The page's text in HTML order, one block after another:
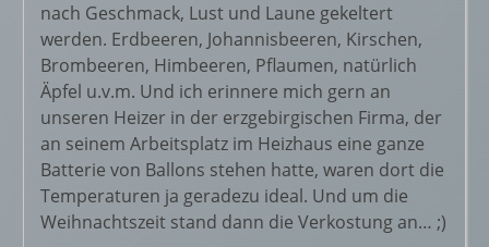
nach Geschmack, Lust und Laune gekeltert
werden. Erdbeeren, Johannisbeeren, Kirschen,
Brombeeren, Himbeeren, Pflaumen, natürlich
Äpfel u.v.m. Und ich erinnere mich gern an
unseren Heizer in der erzgebirgischen Firma, der
an seinem Arbeitsplatz im Heizhaus eine ganze
Batterie von Ballons stehen hatte, waren dort die
Temperaturen ja geradezu ideal. Und um die
Weihnachtszeit stand dann die Verkostung an… ;)